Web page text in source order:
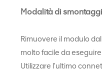
Modalità di
Rimuovere il modulo
molto facile da
Utilizzare l'ultimo